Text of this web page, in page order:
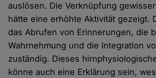
auslösen. Die Verknüpfung
hätte eine erhöhte Aktivität gezeigt.
das Abrufen von Erinnerungen, die
Wahrnehmung und die Integration
zuständig. Dieses
könne auch eine Erklärung sein,